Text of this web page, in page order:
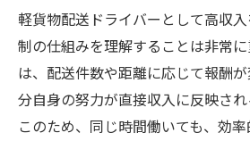
軽貨物配送ドライバーとして高収
制の仕組みを理解することは非常
は、配送件数や距離に応じて報酬
分自身の努力が直接収入に反映され
このため、同じ時間働いても、効